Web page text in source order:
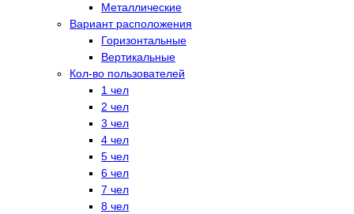
Металлические
Вариант расположения
Горизонтальные
Вертикальные
Кол-во пользователей
1 чел
2 чел
3 чел
4 чел
5 чел
6 чел
7 чел
8 чел